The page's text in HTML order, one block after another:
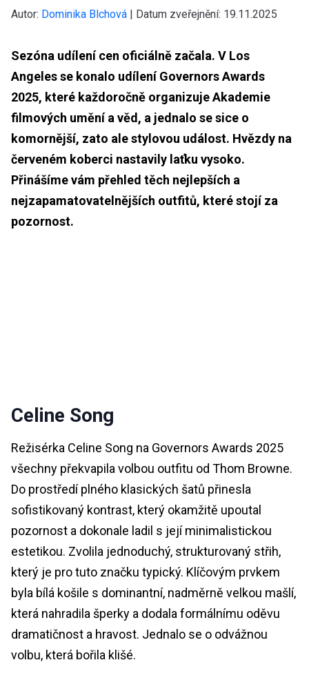
Autor: Dominika Blchová | Datum zveřejnění: 19.11.2025
Sezóna udílení cen oficiálně začala. V Los
Angeles se konalo udílení Governors Awards
2025, které každoročně organizuje Akademie
filmových umění a věd, a jednalo se sice o
komornější, zato ale stylovou událost. Hvězdy na
červeném koberci nastavily laťku vysoko.
Přinášíme vám přehled těch nejlepších a
nejzapamatovatelnějších outfitů, které stojí za
pozornost.
Celine Song
Režisérka Celine Song na Governors Awards 2025
všechny překvapila volbou outfitu od Thom Browne.
Do prostředí plného klasických šatů přinesla
sofistikovaný kontrast, který okamžitě upoutal
pozornost a dokonale ladil s její minimalistickou
estetikou. Zvolila jednoduchý, strukturovaný střih,
který je pro tuto značku typický. Klíčovým prvkem
byla bílá košile s dominantní, nadměrně velkou mašlí,
která nahradila šperky a dodala formálnímu oděvu
dramatičnost a hravost. Jednalo se o odvážnou
volbu, která bořila klišé.